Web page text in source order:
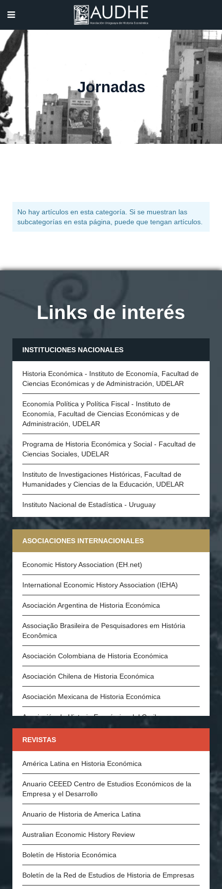
Jornadas
No hay artículos en esta categoría. Si se muestran las
subcategorías en esta página, puede que tengan artículos.
Links de interés
INSTITUCIONES NACIONALES
Historia Económica - Instituto de Economía, Facultad de
Ciencias Económicas y de Administración, UDELAR
Economía Política y Política Fiscal - Instituto de
Economía, Facultad de Ciencias Económicas y de
Administración, UDELAR
Programa de Historia Económica y Social - Facultad de
Ciencias Sociales, UDELAR
Instituto de Investigaciones Históricas, Facultad de
Humanidades y Ciencias de la Educación, UDELAR
Instituto Nacional de Estadística - Uruguay
ASOCIACIONES INTERNACIONALES
Economic History Association (EH.net)
International Economic History Association (IEHA)
Asociación Argentina de Historia Económica
Associação Brasileira de Pesquisadores em História
Econômica
Asociación Colombiana de Historia Económica
Asociación Chilena de Historia Económica
Asociación Mexicana de Historia Económica
Asociación de Historia Económica del Caribe
Asociación Española de Historia Económica
History of Economics Society
The Swedish Economic History Association
The Economic History Society of Australia and New
REVISTAS
América Latina en Historia Económica
Anuario CEEED Centro de Estudios Económicos de la
Empresa y el Desarrollo
Anuario de Historia de America Latina
Australian Economic History Review
Boletín de Historia Económica
Boletín de la Red de Estudios de Historia de Empresas